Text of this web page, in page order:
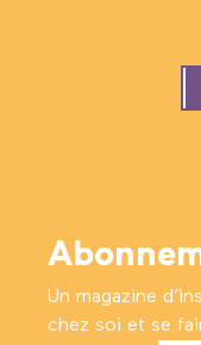
Un magazine
chez soi et se